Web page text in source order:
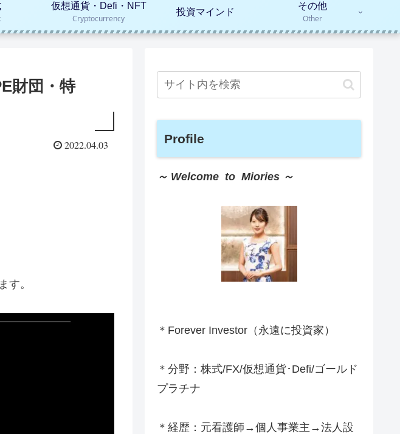
仮想通貨・Defi・NFT
Cryptocurrency
投資マインド
その他
Other
財団・特
2022.04.03
す。
Profile
～ Welcome to Miories ～
＊Forever Investor （永遠に投資家）
＊分野：株式/FX/仮想通貨･Defi/ゴールド
プラチナ
＊経歴：元看護師→個人事業主→法人設